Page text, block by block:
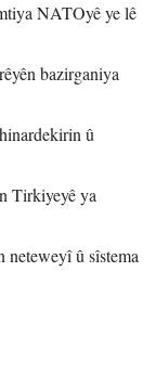
NATOyê ye lê
bazirganiya
û
Tirkiyeyê ya
neteweyî û sîstema